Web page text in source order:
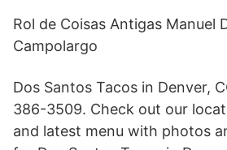
Rol de Coisas Antigas Manuel
Campolargo
Dos Santos Tacos in Denver,
386-3509. Check out our
and latest menu with photos